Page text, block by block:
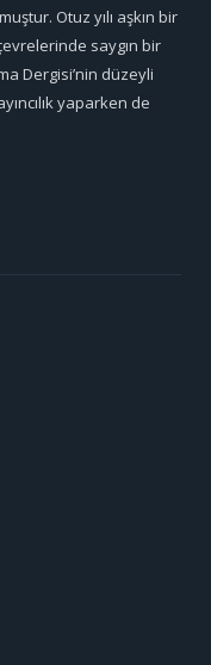
Otuz yılı aşkın bir
saygın bir
Dergisi’nin düzeyli
yaparken de